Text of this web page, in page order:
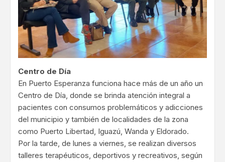
Centro de Día
En Puerto Esperanza funciona hace más de un año un
Centro de Día, donde se brinda atención integral a
pacientes con consumos problemáticos y adicciones
del municipio y también de localidades de la zona
como Puerto Libertad, Iguazú, Wanda y Eldorado.
Por la tarde, de lunes a viernes, se realizan diversos
talleres terapéuticos, deportivos y recreativos, según